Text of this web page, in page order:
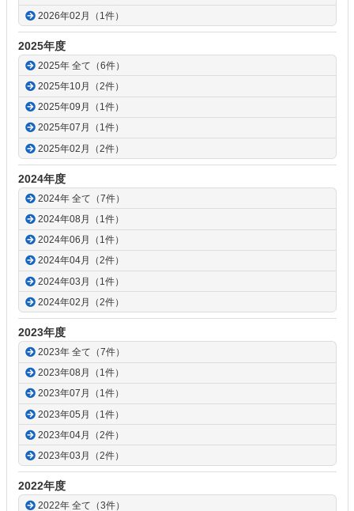
2026年02月（1件）
2025年度
2025年 全て（6件）
2025年10月（2件）
2025年09月（1件）
2025年07月（1件）
2025年02月（2件）
2024年度
2024年 全て（7件）
2024年08月（1件）
2024年06月（1件）
2024年04月（2件）
2024年03月（1件）
2024年02月（2件）
2023年度
2023年 全て（7件）
2023年08月（1件）
2023年07月（1件）
2023年05月（1件）
2023年04月（2件）
2023年03月（2件）
2022年度
2022年 全て（3件）